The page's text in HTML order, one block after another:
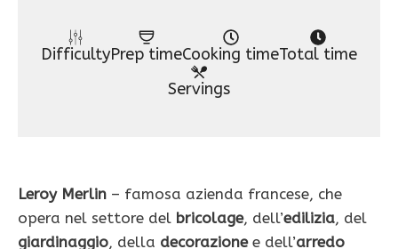
DifficultyPrep timeCooking timeTotal time
Servings
Leroy Merlin – famosa azienda francese, che
opera nel settore del bricolage, dell’edilizia, del
giardinaggio, della decorazionee dell’arredo